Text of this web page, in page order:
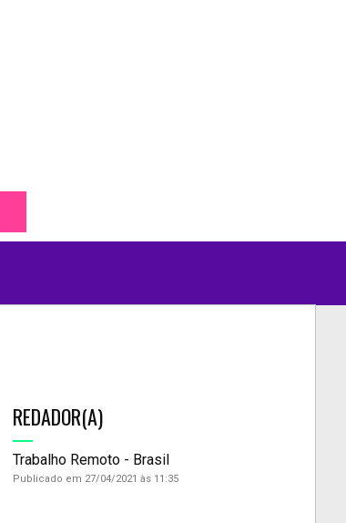
REDADOR(A)
Trabalho Remoto - Brasil
Publicado em 27/04/2021 às 11:35